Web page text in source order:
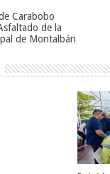
Carabobo
de la
de Montalbán